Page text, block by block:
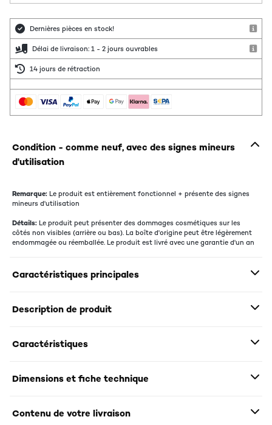
Dernières pièces en stock!
Délai de livraison: 1 - 2 jours ouvrables
14 jours de rétraction
Condition - comme neuf, avec des signes mineurs
d'utilisation
Remarque: Le produit est entièrement fonctionnel + présente des signes
mineurs d'utilisation
Détails: Le produit peut présenter des dommages cosmétiques sur les
côtés non visibles (arrière ou bas). La boîte d'origine peut être légèrement
endommagée ou réemballée. Le produit est livré avec une garantie d'un an
Caractéristiques principales
Description de produit
Caractéristiques
Dimensions et fiche technique
Contenu de votre livraison